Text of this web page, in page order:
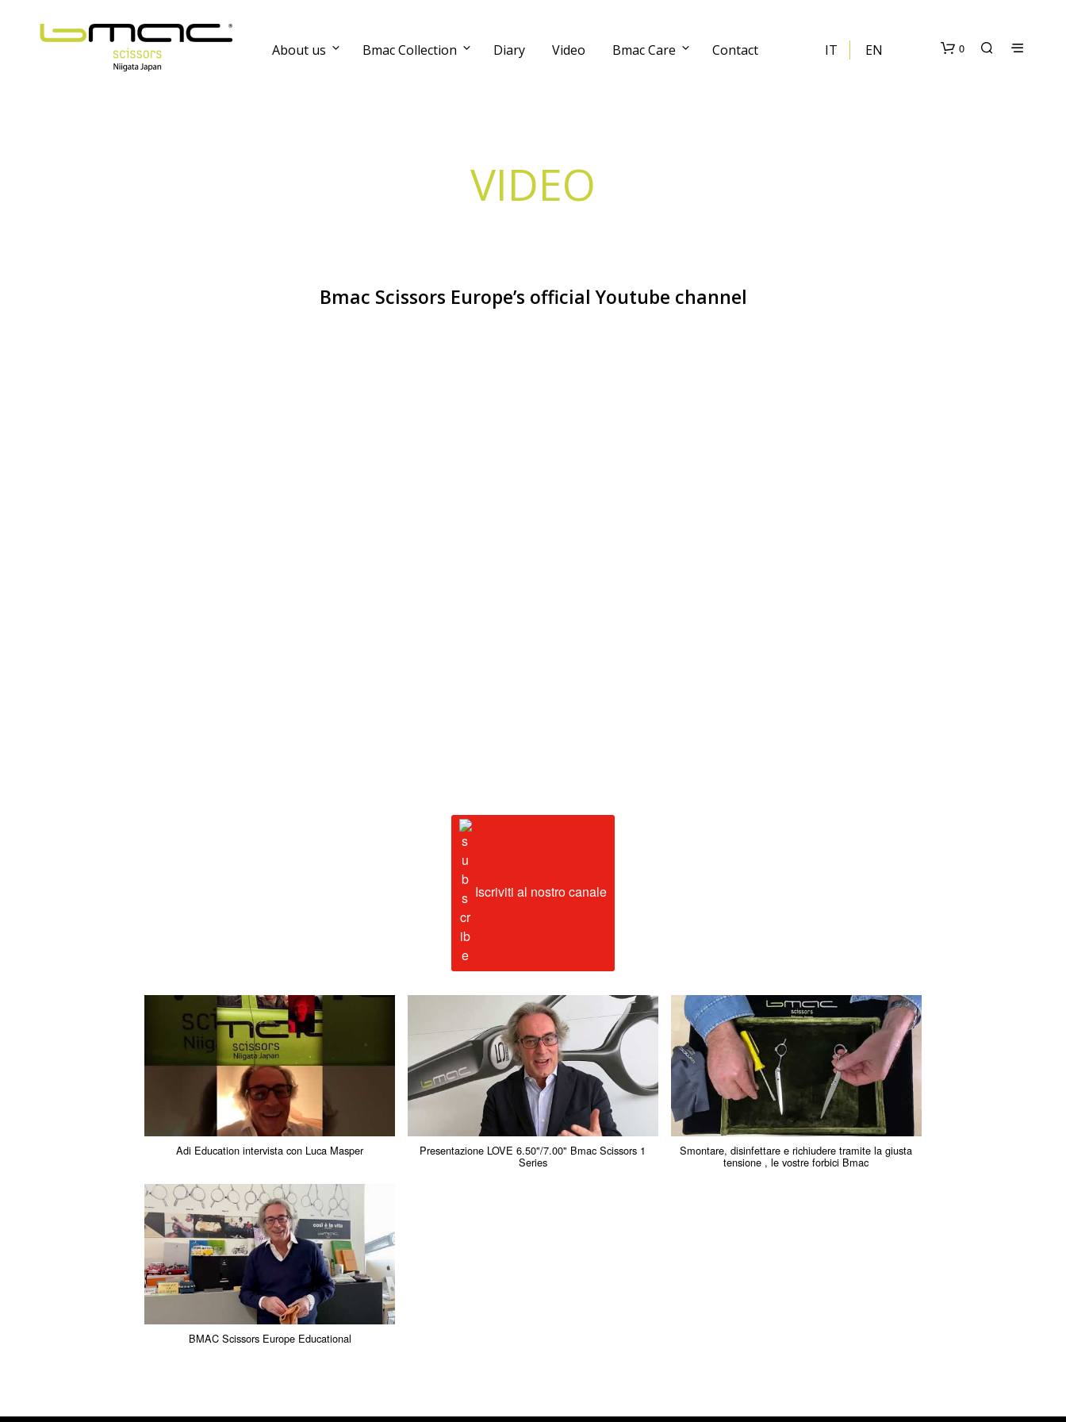
About us Bmac Collection Diary Video Bmac Care Contact IT EN 0
VIDEO
Bmac Scissors Europe’s official Youtube channel
Iscriviti al nostro canale
Adi Education intervista con Luca Masper Presentazione LOVE 6.50"/7.00" Bmac Scissors 1
Series
Smontare, disinfettare e richiudere tramite la giusta
tensione , le vostre forbici Bmac
BMAC Scissors Europe Educational